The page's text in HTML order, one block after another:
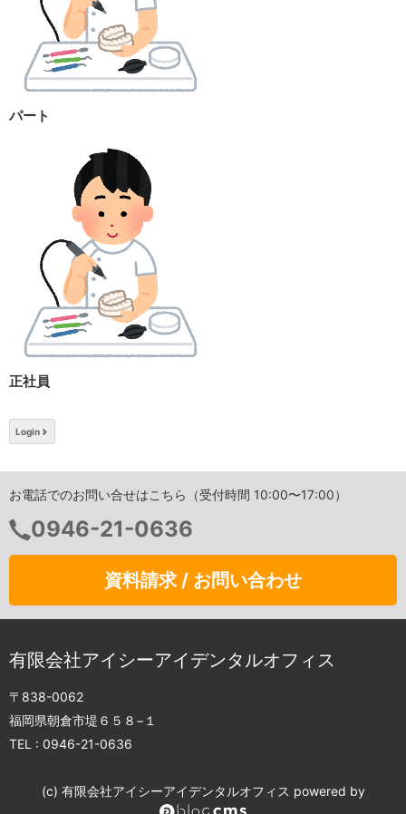
パート
正社員
Login
お電話でのお問い合せはこちら（受付時間 10:00〜17:00）
0946-21-0636
資料請求 / お問い合わせ
有限会社アイシーアイデンタルオフィス
〒838-0062
福岡県朝倉市堤６５８−１
TEL : 0946-21-0636
(c) 有限会社アイシーアイデンタルオフィス powered by